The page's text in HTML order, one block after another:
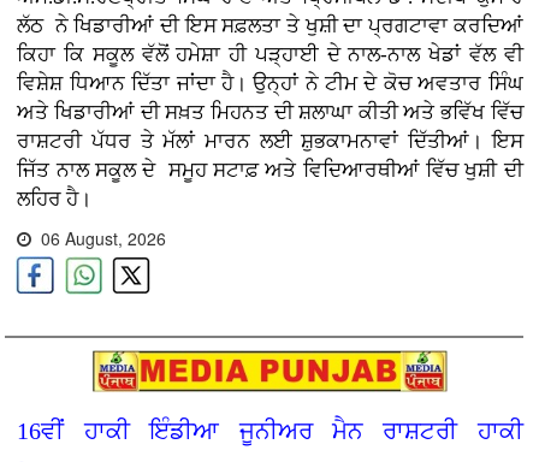
ਲੱਠ ਨੇ ਖਿਡਾਰੀਆਂ ਦੀ ਇਸ ਸਫ਼ਲਤਾ ਤੇ ਖੁਸ਼ੀ ਦਾ ਪ੍ਰਗਟਾਵਾ ਕਰਦਿਆਂ
ਕਿਹਾ ਕਿ ਸਕੂਲ ਵੱਲੋਂ ਹਮੇਸ਼ਾ ਹੀ ਪੜ੍ਹਾਈ ਦੇ ਨਾਲ-ਨਾਲ ਖੇਡਾਂ ਵੱਲ ਵੀ
ਵਿਸ਼ੇਸ਼ ਧਿਆਨ ਦਿੱਤਾ ਜਾਂਦਾ ਹੈ। ਉਨ੍ਹਾਂ ਨੇ ਟੀਮ ਦੇ ਕੋਚ ਅਵਤਾਰ ਸਿੰਘ
ਅਤੇ ਖਿਡਾਰੀਆਂ ਦੀ ਸਖ਼ਤ ਮਿਹਨਤ ਦੀ ਸ਼ਲਾਘਾ ਕੀਤੀ ਅਤੇ ਭਵਿੱਖ ਵਿੱਚ
ਰਾਸ਼ਟਰੀ ਪੱਧਰ ਤੇ ਮੱਲਾਂ ਮਾਰਨ ਲਈ ਸ਼ੁਭਕਾਮਨਾਵਾਂ ਦਿੱਤੀਆਂ। ਇਸ
ਜਿੱਤ ਨਾਲ ਸਕੂਲ ਦੇ ਸਮੂਹ ਸਟਾਫ਼ ਅਤੇ ਵਿਦਿਆਰਥੀਆਂ ਵਿੱਚ ਖੁਸ਼ੀ ਦੀ
ਲਹਿਰ ਹੈ।
06 August, 2026
16ਵੀਂ ਹਾਕੀ ਇੰਡੀਆ ਜੂਨੀਅਰ ਮੈਨ ਰਾਸ਼ਟਰੀ ਹਾਕੀ